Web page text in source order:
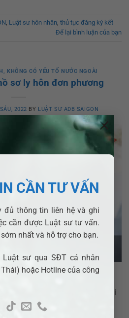
CẦN TƯ VẤN
đủ thông tin liên hệ và ghi
cần được Luật sư tư vấn.
nhất và hỗ trợ cho bạn.
Luật sư qua SĐT cá nhân
hoặc Hotline của công
×
Luật sư hôn nhân thủ tục đăng ký kết
Để lại bình luận của bạn
, KHÔNG CÓ YẾU TỐ NƯỚC NGOÀI
sơ ly hôn đơn phương
2022 BY LUẬT SƯ ADB SAIGON
vợ chồng đã trở nên trầm
không thể đạt được mà hai
được về các vấn đề liên quan